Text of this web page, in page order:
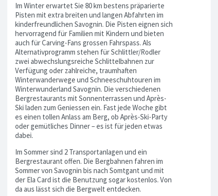
Im Winter erwartet Sie 80 km bestens präparierte
Pisten mit extra breiten und langen Abfahrten im
kinderfreundlichen Savognin. Die Pisten eignen sich
hervorragend für Familien mit Kindern und bieten
auch für Carving-Fans grossen Fahrspass. Als
Alternativprogramm stehen für Schlittler/Rodler
zwei abwechslungsreiche Schlittelbahnen zur
Verfügung oder zahlreiche, traumhaften
Winterwanderwege und Schneeschuhtouren im
Winterwunderland Savognin. Die verschiedenen
Bergrestaurants mit Sonnenterrassen und Après-
Ski laden zum Geniessen ein. Fast jede Woche gibt
es einen tollen Anlass am Berg, ob Après-Ski-Party
oder gemütliches Dinner – es ist für jeden etwas
dabei.
Im Sommer sind 2 Transportanlagen und ein
Bergrestaurant offen. Die Bergbahnen fahren im
Sommer von Savognin bis nach Somtgant und mit
der Ela Card ist die Benutzung sogar kostenlos. Von
da aus lässt sich die Bergwelt entdecken.